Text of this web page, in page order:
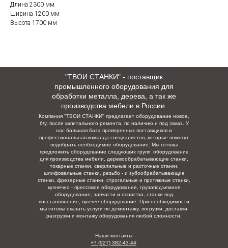
Длина 2300 мм
Ширина 1200 мм
Высота 1700 мм
"ТВОИ СТАНКИ" - поставщик
промышленного оборудования для
обработки металла, дерева, а так же
производства мебели в России.
Компания "ТВОИ СТАНКИ" предлагает оборудование новое,
б/у, после капитального ремонта, по наличию и под заказ. У
нас большая база проверенных поставщиков и
профессиональная команда специалистов, которые помогут
подобрать необходимое оборудование. Мы готовы
предложить оборудование следующих групп: оборудование
для производства мебели, деревообрабатывающие станки,
токарные станки, сверлильные и расточные станки,
шлифовальные станки, резьбо - и зубообрабатывающие
станки, фрезерные станки, строгальные и протяжные станки,
кузнечно - прессовое оборудование, грузоподъемное
оборудование, запчасти и оснастка, станки под
восстановление, прочее оборудование. При необходимости
мы готовы оказать услуги по демонтажу, погрузки, доставки,
разгрузки и монтажу оборудования любой сложности.
Наши контакты
+7 (927) 382-43-44